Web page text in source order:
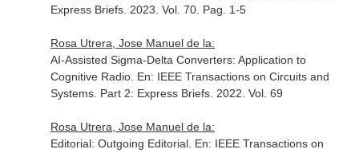
Express Briefs. 2023. Vol. 70. Pag. 1-5
Rosa Utrera, Jose Manuel de la:
AI-Assisted Sigma-Delta Converters: Application to
Cognitive Radio. En: IEEE Transactions on Circuits and
Systems. Part 2: Express Briefs. 2022. Vol. 69
Rosa Utrera, Jose Manuel de la:
Editorial: Outgoing Editorial. En: IEEE Transactions on